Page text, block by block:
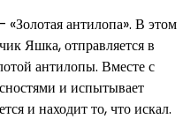
антилопа». В этом
Яшка, отправляется в
антилопы. Вместе с
и испытывает
и находит то, что искал.